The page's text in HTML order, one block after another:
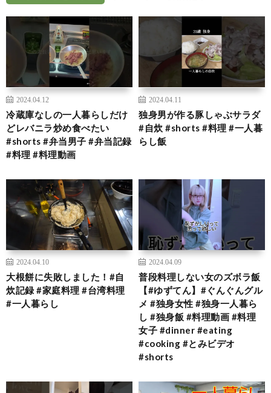
2024.04.12
冷蔵庫なしの一人暮らしだけ
どレバニラ炒め食べたい
#shorts #弁当男子 #弁当記録
#料理 #料理動画
2024.04.11
独身男が作る豚しゃぶサラダ
#自炊 #shorts #料理 #一人暮
らし飯
2024.04.10
大根餅に失敗しました！#自
炊記録 #家庭料理 #台湾料理
#一人暮らし
2024.04.09
普段料理しない女のズボラ飯
【#ゆずてん】#ぐんぐんグル
メ #独身女性 #独身一人暮ら
し #独身飯 #料理動画 #料理
女子 #dinner #eating
#cooking #とみビデオ
#shorts